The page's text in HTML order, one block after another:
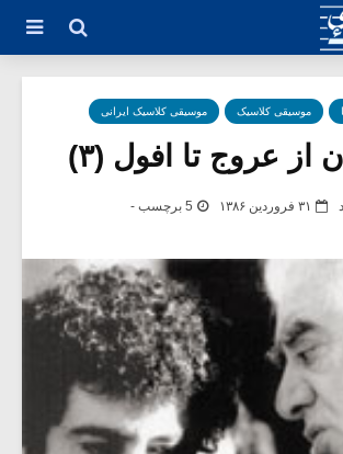
موسیقی کلاسیک موسیقی کلاسیک ایرانی
از عروج تا افول (۳)
۳۱ فروردین ۱۳۸۶ 5 برچسب -